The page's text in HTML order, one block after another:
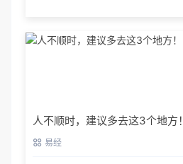
人不顺时，建议多去这3个地方！
易经